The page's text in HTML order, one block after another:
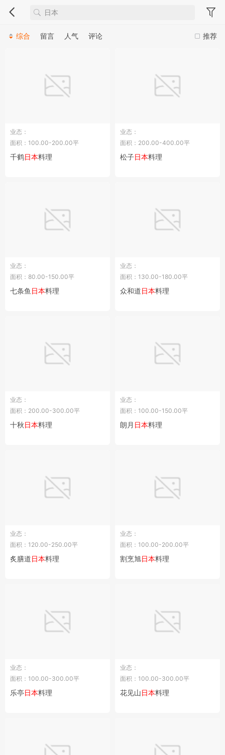
推荐
综合 留言 人气 评论
业态：
面积：100.00-200.00平
千鹤日本料理
业态：
面积：200.00-400.00平
松子日本料理
业态：
面积：80.00-150.00平
七条鱼 日本料理
业态：
面积：130.00-180.00平
众和道日本料理
业态：
面积：200.00-300.00平
十秋日本料理
业态：
面积：100.00-150.00平
朗月 日本料理
业态：
面积：120.00-250.00平
炙膳道日本料理
业态：
面积：100.00-200.00平
割烹旭日本料理
业态：
面积：100.00-300.00平
乐亭日本料理
业态：
面积：100.00-300.00平
花见山日本料理